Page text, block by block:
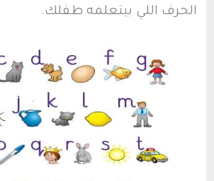
الحرف اللي بيتعلمه طفلك.